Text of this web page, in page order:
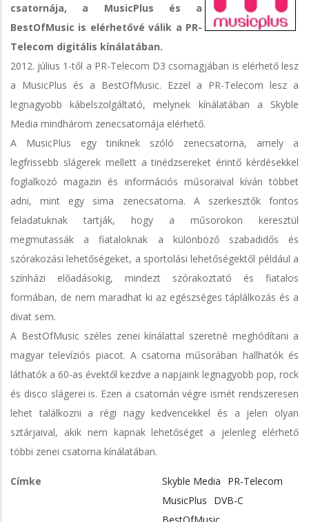
csatornája, a MusicPlus és a
BestOfMusic is elérhetővé válik a PR-
Telecom digitális kínálatában.
2012. július 1-től a PR-Telecom D3 csomagjában is elérhető lesz
a MusicPlus és a BestOfMusic. Ezzel a PR-Telecom lesz a
legnagyobb kábelszolgáltató, melynek kínálatában a Skyble
Media mindhárom zenecsatornája elérhető.
A MusicPlus egy tiniknek szóló zenecsatorna, amely a
legfrissebb slágerek mellett a tinédzsereket érintő kérdésekkel
foglalkozó magazin és információs műsoraival kíván többet
adni, mint egy sima zenecsatorna. A szerkesztők fontos
feladatuknak tartják, hogy a műsorokon keresztül
megmutassák a fiataloknak a különböző szabadidős és
szórakozási lehetőségeket, a sportolási lehetőségektől például a
színházi előadásokig, mindezt szórakoztató és fiatalos
formában, de nem maradhat ki az egészséges táplálkozás és a
divat sem.
A BestOfMusic széles zenei kínálattal szeretné meghódítani a
magyar televíziós piacot. A csatorna műsorában hallhatók és
láthatók a 60-as évektől kezdve a napjaink legnagyobb pop, rock
és disco slágerei is. Ezen a csatornán végre ismét rendszeresen
lehet találkozni a régi nagy kedvencekkel és a jelen olyan
sztárjaival, akik nem kapnak lehetőséget a jelenleg elérhető
többi zenei csatorna kínálatában.
Címke Skyble Media
PR-Telecom
MusicPlus
DVB-C